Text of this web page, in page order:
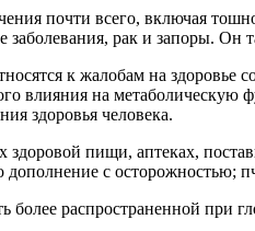
почти всего, включая
заболевания, рак и запоры.
к жалобам на
влияния на метаболическую
здоровья человека.
пищи, аптеках,
с осторожностью;
более распространенной при